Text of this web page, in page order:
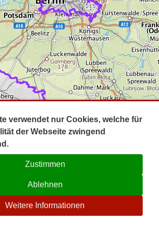
☉
verwendet nur Cookies, welche für
der Webseite zwingend
Zustimmen
Ablehnen
Weitere Informationen